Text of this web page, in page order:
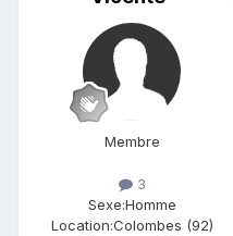
Membre
3
Sexe:Homme
Location:Colombes (92)